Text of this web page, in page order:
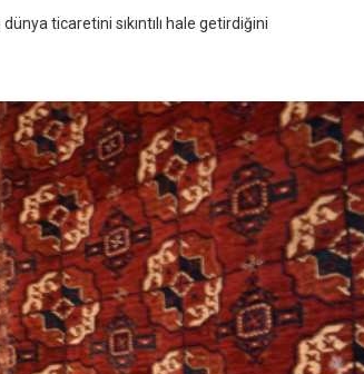
ticaretini sıkıntılı hale getirdiğini